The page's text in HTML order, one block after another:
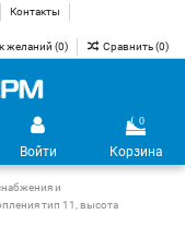
Контакты
желаний (0) Сравнить (0)
Войти
0
Корзина
и
тип 11, высота